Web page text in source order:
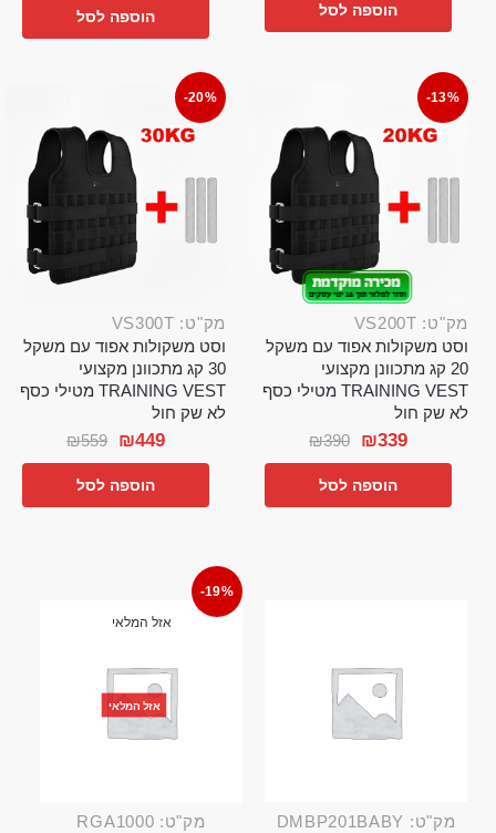
הוספה לסל הוספה לסל
-13%
מק"ט: VS200T
וסט משקולות אפוד עם משקל
20 קג מתכוונן מקצועי
TRAINING VEST מטילי כסף
לא שק חול
₪390 ₪339
הוספה לסל
-20%
מק"ט: VS300T
וסט משקולות אפוד עם משקל
30 קג מתכוונן מקצועי
TRAINING VEST מטילי כסף
לא שק חול
₪559 ₪449
הוספה לסל
מק"ט: DMBP201BABY
-19%
אזל המלאי
אזל המלאי
מק"ט: RGA1000